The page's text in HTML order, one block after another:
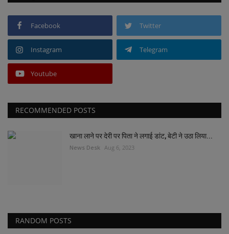
Facebook Twitter
Instagram Telegram
Youtube
RECOMMENDED POSTS
खाना लाने पर देरी पर पिता ने लगाई डांट, बेटी ने उठा लिया...
News Desk Aug 6, 2023
RANDOM POSTS